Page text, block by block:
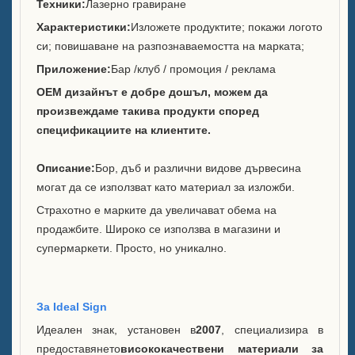
Устойчивост
Нашият екип
Каталог
Случай
Кутия E LED квадратна
ледена кофа
Дисплей с форма на смола
Охладител за лед за
търкаляне на корпус C
Техники:Лазерно гравиране
Характеристики:Изложете продуктите; покажи логото
си; повишаване на разпознаваемостта на марката;
Приложение:Бар /клуб / промоция / реклама
OEM дизайнът е добре дошъл, можем да
произвеждаме такива продукти според
спецификациите на клиентите.
Описание:Бор, дъб и различни видове дървесина
могат да се използват като материал за изложби.
Страхотно е марките да увеличават обема на
продажбите. Широко се използва в магазини и
супермаркети. Просто, но уникално.
За Ideal Sign
Идеален знак, установен в2007 , специализира в
предоставянетовисококачествени материали за